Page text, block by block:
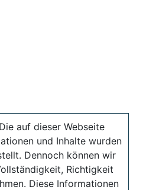
auf dieser Webseite
und Inhalte wurden
Dennoch können wir
Richtigkeit
Diese Informationen